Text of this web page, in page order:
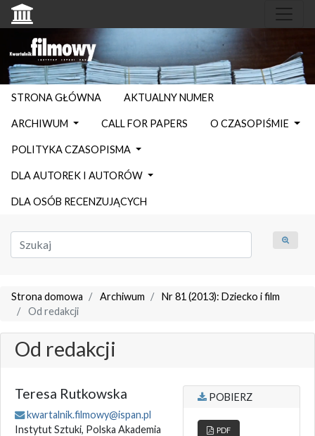
STRONA GŁÓWNA AKTUALNY NUMER
ARCHIWUM CALL FOR PAPERS O CZASOPIŚMIE
POLITYKA CZASOPISMA
DLA AUTOREK I AUTORÓW
DLA OSÓB RECENZUJĄCYCH
Strona domowa Archiwum
Nr 81 (2013): Dziecko i film
Od redakcji
Od redakcji
Teresa Rutkowska
kwartalnik.filmowy@ispan.pl
Instytut Sztuki, Polska Akademia
POBIERZ
PDF